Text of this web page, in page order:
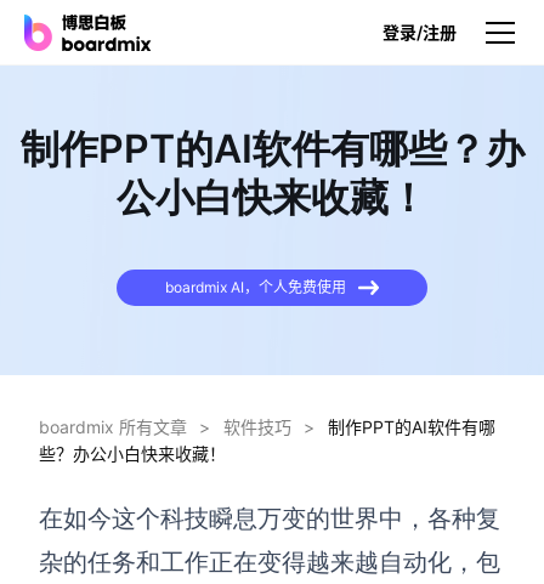
登录/注册
产品
博思白板
博思白板SDK
博思白板离线版
博思设计
一体化产品设计工具
制作PPT的AI软件有哪些？办
公小白快来收藏！
boardmix AI，个人免费使用
boardmix 所有文章 > 软件技巧 >
制作PPT的AI软件有哪
些？办公小白快来收藏！
在如今这个科技瞬息万变的世界中，各种复
杂的任务和工作正在变得越来越自动化，包